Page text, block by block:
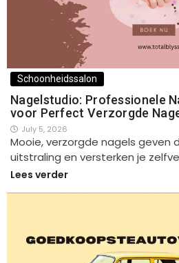
Schoonheidssalon
Nagelstudio: Professionele
voor Perfect Verzorgde
July 5, 2026
Mooie, verzorgde nagels geven
uitstraling en versterken je
Lees verder